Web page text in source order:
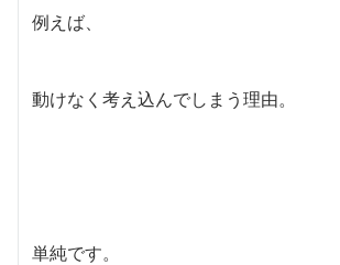
例えば、
動けなく考え込んでしまう理由。
単純です。